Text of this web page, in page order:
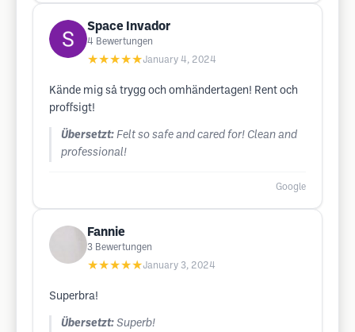
Space Invador
4 Bewertungen
★★★★★January 4, 2024
Kände mig så trygg och omhändertagen! Rent och
proffsigt!
Übersetzt: Felt so safe and cared for! Clean and
professional!
Google
Fannie
3 Bewertungen
★★★★★January 3, 2024
Superbra!
Übersetzt: Superb!